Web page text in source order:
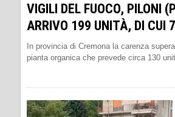
VIGILI DEL FUOCO, PILONI
ARRIVO 199 UNITÀ, DI CUI
In provincia di Cremona la carenza
pianta organica che prevede circa 130